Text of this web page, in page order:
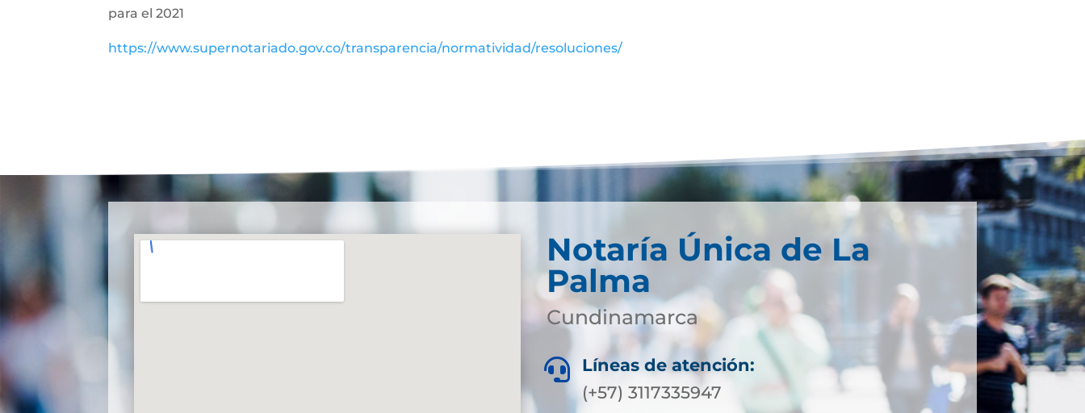
para el 2021
https://www.supernotariado.gov.co/transparencia/normatividad/resoluciones/
Notaría Única de La
Palma
Cundinamarca

Líneas de atención:
(+57) 3117335947